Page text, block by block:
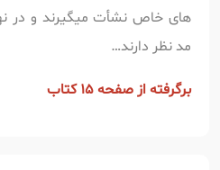
های خاص نشأت میگیرند و در
مد نظر دارند…
برگرفته از صفحه 15 کتاب